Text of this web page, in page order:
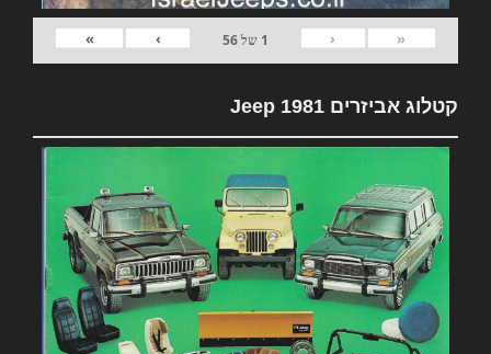
«
‹
1 של56
›
»
קטלוג אביזרים 1981 Jeep